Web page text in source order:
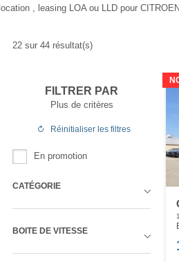
location , leasing LOA ou LLD pour
22 sur 44 résultat(s)
FILTRER PAR
Plus de critères
Réinitialiser les filtres
En promotion
CATÉGORIE
BOITE DE VITESSE